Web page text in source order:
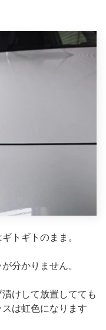
トギトのまま。
分かりません。
けして放置してても
は虹色になります